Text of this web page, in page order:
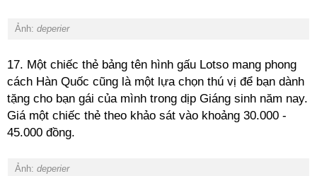
Ảnh: deperier
17. Một chiếc thẻ bảng tên hình gấu Lotso mang phong
cách Hàn Quốc cũng là một lựa chọn thú vị để bạn dành
tặng cho bạn gái của mình trong dịp Giáng sinh năm nay.
Giá một chiếc thẻ theo khảo sát vào khoảng 30.000 -
45.000 đồng.
Ảnh: deperier